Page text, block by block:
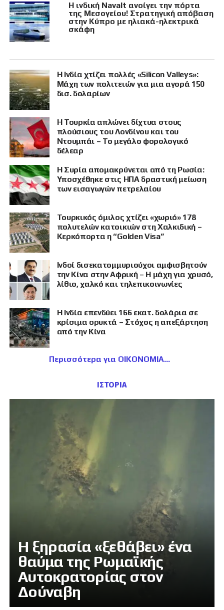
Η ινδική Navalt ανοίγει την πόρτα
της Μεσογείου! Στρατηγική απόβαση
στην Κύπρο με ηλιακά-ηλεκτρικά
σκάφη
Η Ινδία χτίζει πολλές «Silicon Valleys»:
Μάχη των πολιτειών για μια αγορά 150
δισ. δολαρίων
Η Τουρκία απλώνει δίχτυα στους
πλούσιους του Λονδίνου και του
Ντουμπάι – Το μεγάλο φορολογικό
δέλεαρ
Η Συρία απομακρύνεται από τη Ρωσία:
Υποσχέθηκε στις ΗΠΑ δραστική μείωση
των εισαγωγών πετρελαίου
Τουρκικός όμιλος χτίζει «χωριό» 178
πολυτελών κατοικιών στη Χαλκιδική –
Κερκόπορτα η “Golden Visa”
Ινδοί δισεκατομμυριούχοι αμφισβητούν
την Κίνα στην Αφρική – Η μάχη για χρυσό,
λίθιο, χαλκό και τηλεπικοινωνίες
Η Ινδία επενδύει 166 εκατ. δολάρια σε
κρίσιμα ορυκτά – Στόχος η απεξάρτηση
από την Κίνα
Περισσότερα για ΟΙΚΟΝΟΜΙΑ
ΙΣΤΟΡΙΑ
Η ξηρασία «ξεθάβει» ένα
θαύμα της Ρωμαϊκής
Αυτοκρατορίας στον
Δούναβη